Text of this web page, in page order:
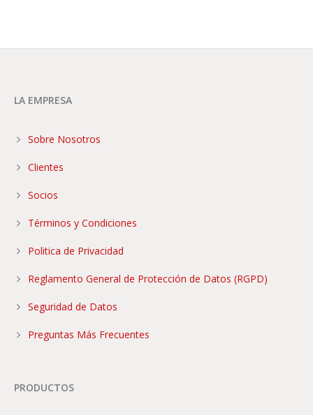
LA EMPRESA
Sobre Nosotros
Clientes
Socios
Términos y Condiciones
Politica de Privacidad
Reglamento General de Protección de Datos (RGPD)
Seguridad de Datos
Preguntas Más Frecuentes
PRODUCTOS